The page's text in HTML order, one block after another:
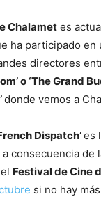
Chalamet es
ha participado
directores
o ‘The Grand
donde vemos a
Dispatch’es
consecuencia de
Festival de Cine
si no hay